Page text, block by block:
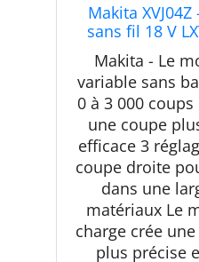
Makita
sans fil 18 V
sans fil,
Makita - Le
variable sans
0 à 3 000
une coupe
efficace 3
coupe droite
dans une
matériaux Le
charge crée
plus précise